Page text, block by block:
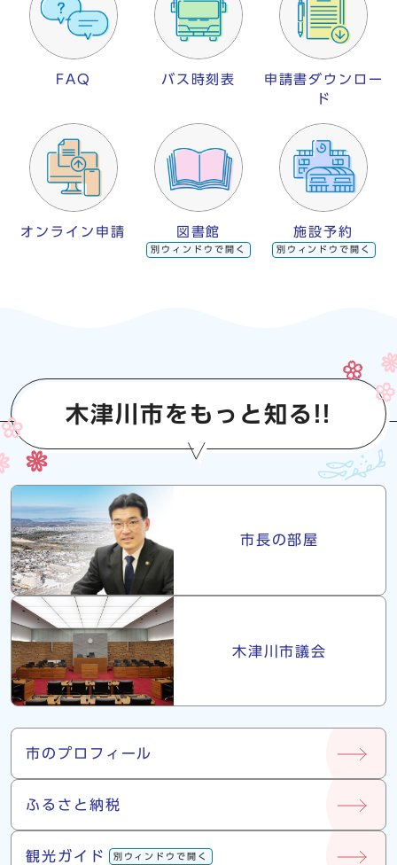
FAQ バス時刻表
申請書ダウンロー
ド
オンライン申請 図書館
別ウィンドウで開く
施設予約
別ウィンドウで開く
木津川市をもっと知る!!
市長・議会
市長の部屋
木津川市議会
市について
市のプロフィール
ふるさと納税
観光ガイド 別ウィンドウで開く